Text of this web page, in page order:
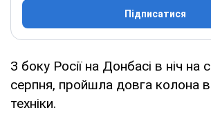
Підписатися
З боку Росії на Донбасі в ніч на
серпня, пройшла довга колона
техніки.